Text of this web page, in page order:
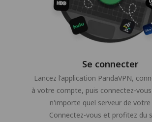
Se connecter
Lancez l'application PandaVPN,
à votre compte, puis connectez-
n'importe quel serveur de votre
Connectez-vous et profitez du